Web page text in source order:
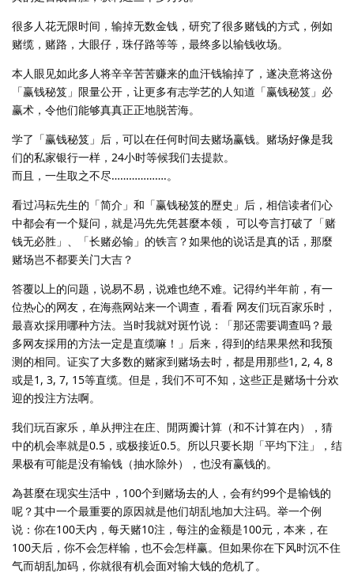
很多人花无限时间，输掉无数金钱，研究了很多赌钱的方式，例如
赌缆，赌路，大眼仔，珠仔路等等，最终多以输钱收场。
本人眼见如此多人将辛辛苦苦赚来的血汗钱输掉了，遂决意将这份
「赢钱秘笈」限量公开，让更多有志学艺的人知道「赢钱秘笈」必
赢术，令他们能够真真正正地脱苦海。
学了「赢钱秘笈」后，可以在任何时间去赌场赢钱。赌场好像是我
们的私家银行一样，24小时等候我们去提款。
而且，一生取之不尽……………….。
看过冯耘先生的「简介」和「赢钱秘笈的歷史」后，相信读者们心
中都会有一个疑问，就是冯先先凭甚麼本领， 可以夸言打破了「赌
钱无必胜」、「长赌必输」的铁言？如果他的说话是真的话，那麼
赌场岂不都要关门大吉？
答覆以上的问题，说易不易，说难也绝不难。记得约半年前，有一
位热心的网友，在海燕网站来一个调查，看看 网友们玩百家乐时，
最喜欢採用哪种方法。当时我就对斑竹说：「那还需要调查吗？最
多网友採用的方法一定是直缆嘛！」后来，得到的结果果然和我预
测的相同。证实了大多数的赌家到赌场去时，都是用那些1, 2, 4, 8
或是1, 3, 7, 15等直缆。但是，我们不可不知，这些正是赌场十分欢
迎的投注方法啊。
我们玩百家乐，单从押注在庄、閒两瓣计算（和不计算在内），猜
中的机会率就是0.5，或极接近0.5。所以只要长期「平均下注」，结
果极有可能是没有输钱（抽水除外），也没有赢钱的。
為甚麼在现实生活中，100个到赌场去的人，会有约99个是输钱的
呢？其中一个最重要的原因就是他们胡乱地加大注码。举一个例
说：你在100天内，每天赌10注，每注的金额是100元，本来，在
100天后，你不会怎样输，也不会怎样赢。但如果你在下风时沉不住
气而胡乱加码，你就很有机会面对输大钱的危机了。